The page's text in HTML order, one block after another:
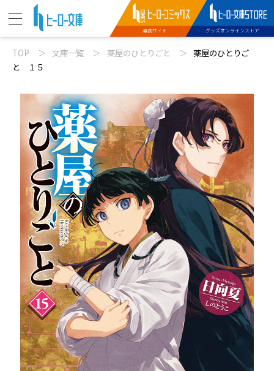
ニュース
動画
文庫新刊
コミックス配信
特設サイト
ヒーロー文庫
ヒーローコミックス
漫画サイト グッズオンラインストア
TOP 文庫一覧 薬屋のひとりごと
薬屋のひとりご
と １５